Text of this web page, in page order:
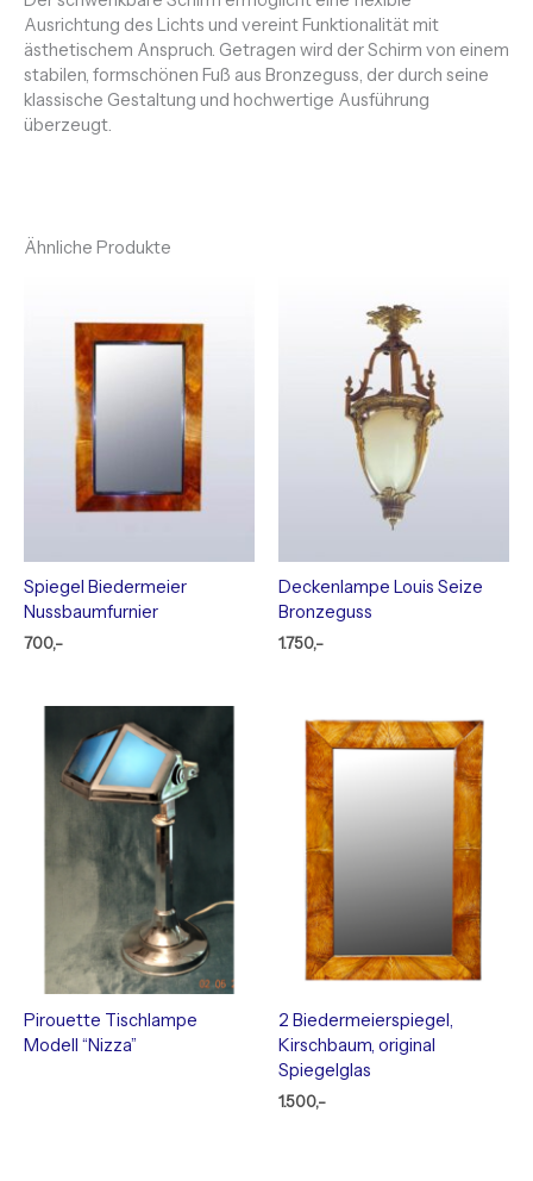
Ausrichtung des Lichts und vereint Funktionalität mit
ästhetischem Anspruch. Getragen wird der Schirm von einem
stabilen, formschönen Fuß aus Bronzeguss, der durch seine
klassische Gestaltung und hochwertige Ausführung
überzeugt.
Ähnliche Produkte
Spiegel Biedermeier
Nussbaumfurnier
700,-
Deckenlampe Louis Seize
Bronzeguss
1.750,-
Pirouette Tischlampe
Modell “Nizza”
2 Biedermeierspiegel,
Kirschbaum, original
Spiegelglas
1.500,-